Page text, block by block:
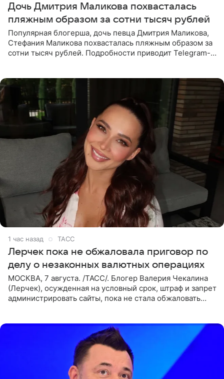
Дочь Дмитрия Маликова похвасталась
пляжным образом за сотни тысяч рублей
Популярная блогерша, дочь певца Дмитрия Маликова,
Стефания Маликова похвасталась пляжным образом за
сотни тысяч рублей. Подробности приводит Telegram-
1 час назад ТАСС
Лерчек пока не обжаловала приговор по
делу о незаконных валютных операциях
МОСКВА, 7 августа. /ТАСС/. Блогер Валерия Чекалина
(Лерчек), осужденная на условный срок, штраф и запрет
администрировать сайты, пока не стала обжаловать